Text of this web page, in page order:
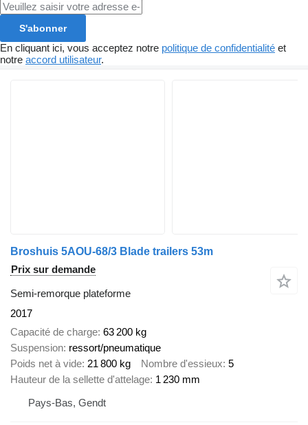
S'abonner
En cliquant ici, vous acceptez notre politique de confidentialité et
notre accord utilisateur.
Broshuis 5AOU-68/3 Blade trailers 53m
Prix sur demande
Semi-remorque plateforme
2017
Capacité de charge 63 200 kg
Suspension ressort/pneumatique
Poids net à vide 21 800 kg Nombre d'essieux 5
Hauteur de la sellette d'attelage 1 230 mm
Pays-Bas, Gendt